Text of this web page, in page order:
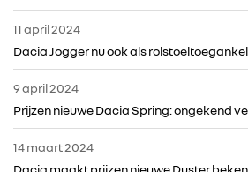
11 april 2024
Dacia Jogger nu ook als
9 april 2024
Prijzen nieuwe Dacia Spring: ongekend
14 maart 2024
Dacia maakt prijzen nieuwe Duster